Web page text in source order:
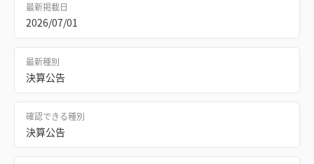
最新掲載日
2026/07/01
最新種別
決算公告
確認できる種別
決算公告